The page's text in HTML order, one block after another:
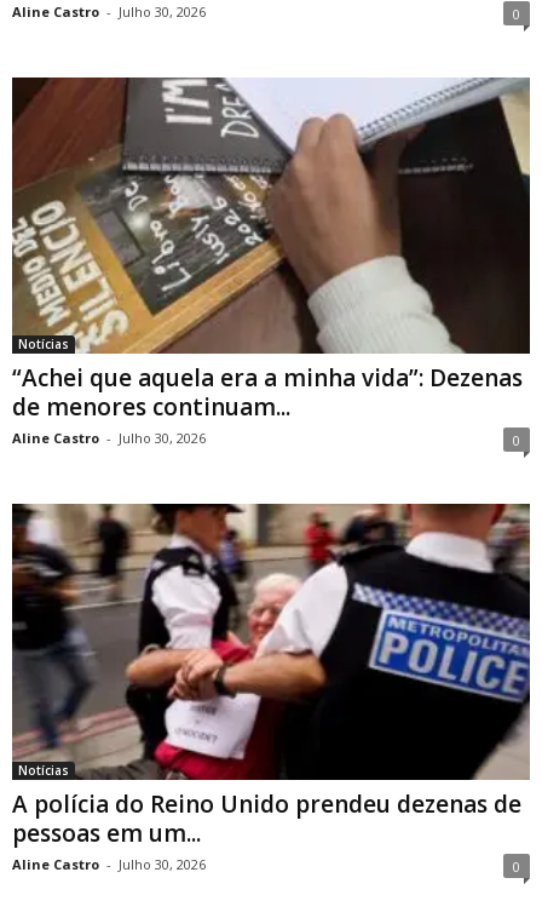
Aline Castro - Julho 30, 2026 0
Notícias
“Achei que aquela era a minha vida”: Dezenas
de menores continuam...
Aline Castro - Julho 30, 2026 0
Notícias
A polícia do Reino Unido prendeu dezenas de
pessoas em um...
Aline Castro - Julho 30, 2026 0